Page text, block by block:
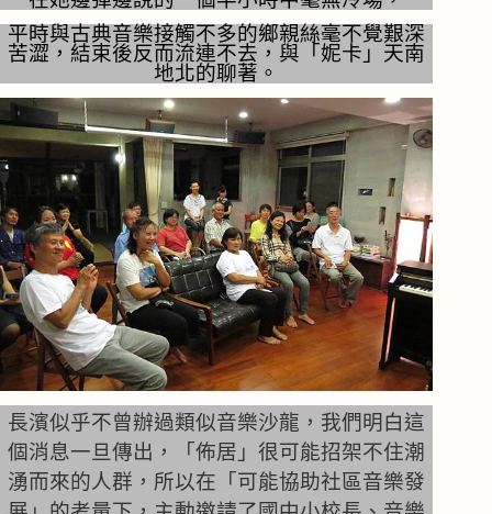
平時與古典音樂接觸不多的鄉親絲毫不覺艱深
苦澀，結束後反而流連不去，與「妮卡」天南
地北的聊著。
長濱似乎不曾辦過類似音樂沙龍，我們明白這
個消息一旦傳出，「佈居」很可能招架不住潮
湧而來的人群，所以在「可能協助社區音樂發